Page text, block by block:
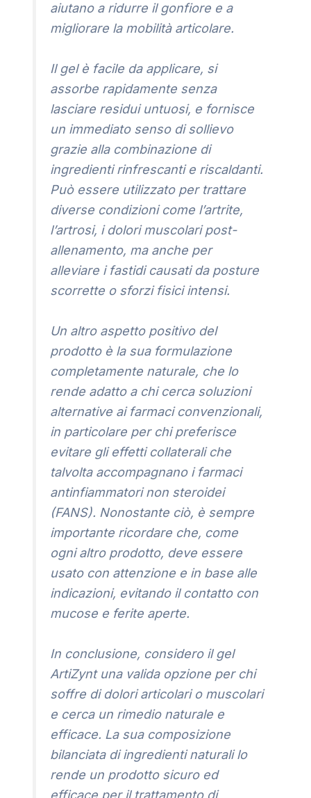
aiutano a ridurre il gonfiore e a
migliorare la mobilità articolare.
Il gel è facile da applicare, si
assorbe rapidamente senza
lasciare residui untuosi, e fornisce
un immediato senso di sollievo
grazie alla combinazione di
ingredienti rinfrescanti e riscaldanti.
Può essere utilizzato per trattare
diverse condizioni come l’artrite,
l’artrosi, i dolori muscolari post-
allenamento, ma anche per
alleviare i fastidi causati da posture
scorrette o sforzi fisici intensi.
Un altro aspetto positivo del
prodotto è la sua formulazione
completamente naturale, che lo
rende adatto a chi cerca soluzioni
alternative ai farmaci convenzionali,
in particolare per chi preferisce
evitare gli effetti collaterali che
talvolta accompagnano i farmaci
antinfiammatori non steroidei
(FANS). Nonostante ciò, è sempre
importante ricordare che, come
ogni altro prodotto, deve essere
usato con attenzione e in base alle
indicazioni, evitando il contatto con
mucose e ferite aperte.
In conclusione, considero il gel
ArtiZynt una valida opzione per chi
soffre di dolori articolari o muscolari
e cerca un rimedio naturale e
efficace. La sua composizione
bilanciata di ingredienti naturali lo
rende un prodotto sicuro ed
efficace per il trattamento di